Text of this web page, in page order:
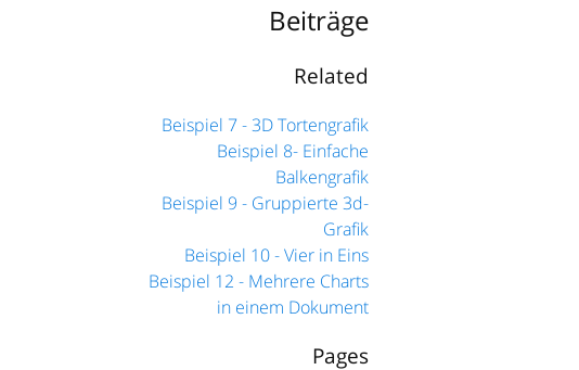
Beiträge
Related
Beispiel 7 - 3D Tortengrafik
Beispiel 8- Einfache
Balkengrafik
Beispiel 9 - Gruppierte 3d-
Grafik
Beispiel 10 - Vier in Eins
Beispiel 12 - Mehrere Charts
in einem Dokument
Pages